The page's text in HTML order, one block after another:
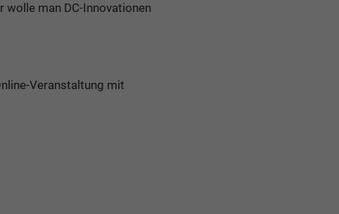
man DC-Innovationen
Veranstaltung mit